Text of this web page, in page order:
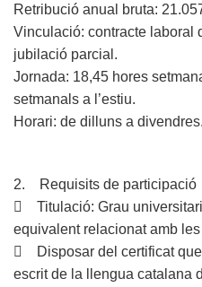
Retribució anual bruta:
Vinculació: contracte laboral
jubilació parcial.
Jornada: 18,45 hores
setmanals a l’estiu.
Horari: de dilluns a divendres.
2. Requisits de participació
 Titulació: Grau
equivalent relacionat amb
 Disposar del certificat
escrit de la llengua catalana